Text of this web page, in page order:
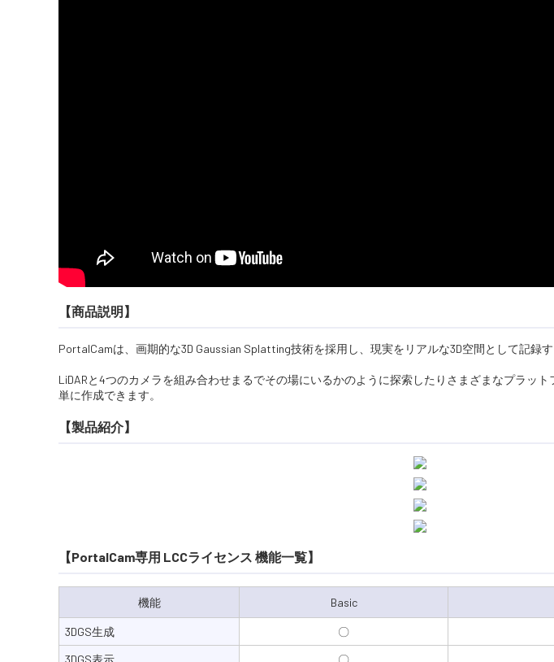
【商品説明】
PortalCamは、画期的な3D Gaussian Splatting技術を採用し、現実をリアルな3D空間として記録
LiDARと4つのカメラを組み合わせまるでその場にいるかのように探索したりさまざまなプラッ
単に作成できます。
【製品紹介】
【PortalCam専用 LCCライセンス 機能一覧】
機能 Basic
3DGS生成 〇
3DGS表示
〇